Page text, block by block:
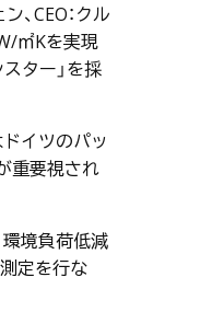
、CEO：クル
㎡Kを実現
ター」を採
イツのパッ
重要視され
環境負荷低減
定を行な